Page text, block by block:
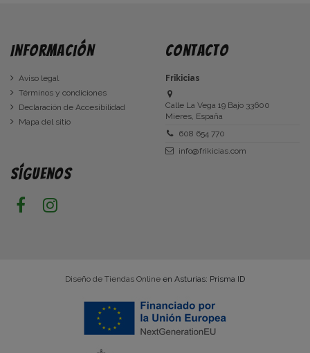
Información
Aviso legal
Términos y condiciones
Declaración de Accesibilidad
Mapa del sitio
Contacto
Frikicias
Calle La Vega 19 Bajo 33600
Mieres, España
608 654 770
info@frikicias.com
Síguenos
Diseño de Tiendas Online en Asturias: Prisma ID